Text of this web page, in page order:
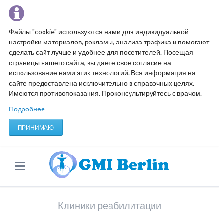
Файлы "cookie" используются нами для индивидуальной
настройки материалов, рекламы, анализа трафика и помогают
сделать сайт лучше и удобнее для посетителей. Посещая
страницы нашего сайта, вы даете свое согласие на
использование нами этих технологий. Вся информация на
сайте предоставлена исключительно в справочных целях.
Имеются противопоказания. Проконсультируйтесь с врачом.
Подробнее
ПРИНИМАЮ
Клиники реабилитации